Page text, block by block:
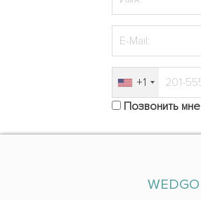
+1
Позвонить мне
WEDGO